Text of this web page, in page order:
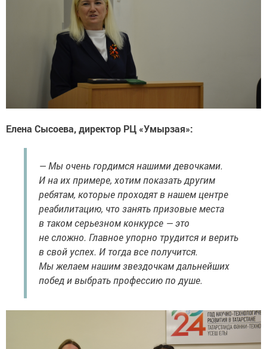
Елена Сысоева, директор РЦ «Умырзая»:
— Мы очень гордимся нашими девочками.
И на их примере, хотим показать другим
ребятам, которые проходят в нашем центре
реабилитацию, что занять призовые места
в таком серьезном конкурсе — это
не сложно. Главное упорно трудится и верить
в свой успех. И тогда все получится.
Мы желаем нашим звездочкам дальнейших
побед и выбрать профессию по душе.